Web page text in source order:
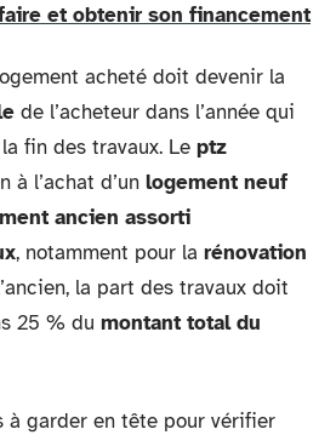
et obtenir son financement
acheté doit devenir la
de l’acheteur dans l’année qui
fin des travaux. Le ptz
à l’achat d’un logement neuf
ancien assorti
, notamment pour la rénovation
la part des travaux doit
25 % du montant total du
à garder en tête pour vérifier